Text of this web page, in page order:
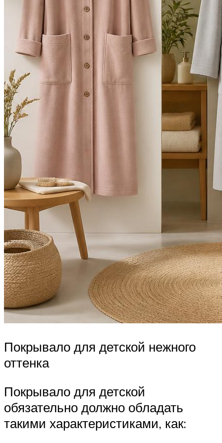
Покрывало для детской нежного
оттенка
Покрывало для детской
обязательно должно обладать
такими характеристиками, как: